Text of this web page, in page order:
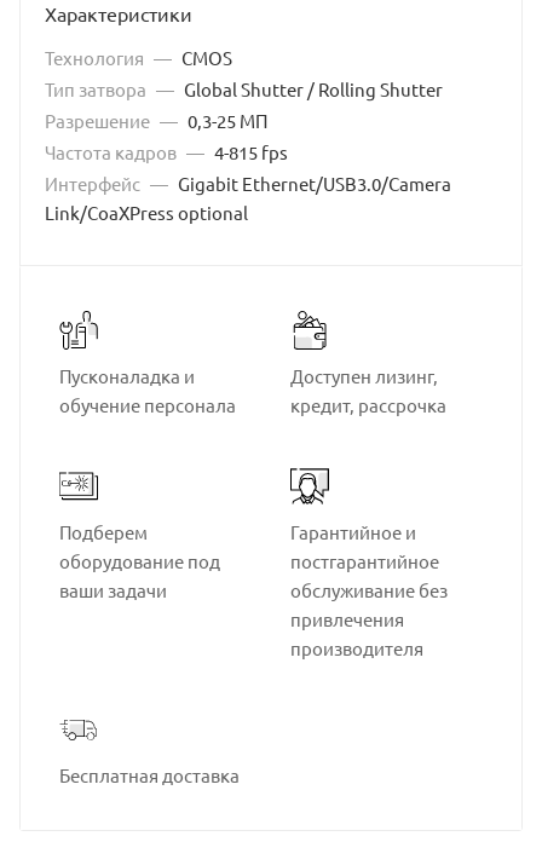
Характеристики
Технология — CMOS
Тип затвора — Global Shutter / Rolling Shutter
Разрешение — 0,3-25 МП
Частота кадров — 4-815 fps
Интерфейс — Gigabit Ethernet/USB3.0/Camera
Link/CoaXPress optional
Пусконаладка и
обучение персонала
Доступен лизинг,
кредит, рассрочка
Подберем
оборудование под
ваши задачи
Гарантийное и
постгарантийное
обслуживание без
привлечения
производителя
Бесплатная доставка